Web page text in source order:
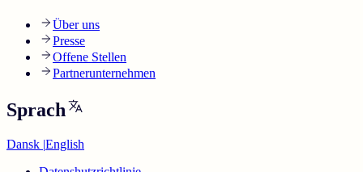
Über uns
Presse
Offene Stellen
Partnerunternehmen
Sprach
Dansk |English